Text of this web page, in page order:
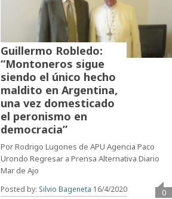
Guillermo Robledo:
“Montoneros sigue
siendo el único hecho
maldito en Argentina,
una vez domesticado
el peronismo en
democracia”
Por Rodrigo Lugones de APU Agencia Paco
Urondo Regresar a Prensa Alternativa Diario
Mar de Ajo
Posted by: Silvio Bageneta 16/4/2020 0